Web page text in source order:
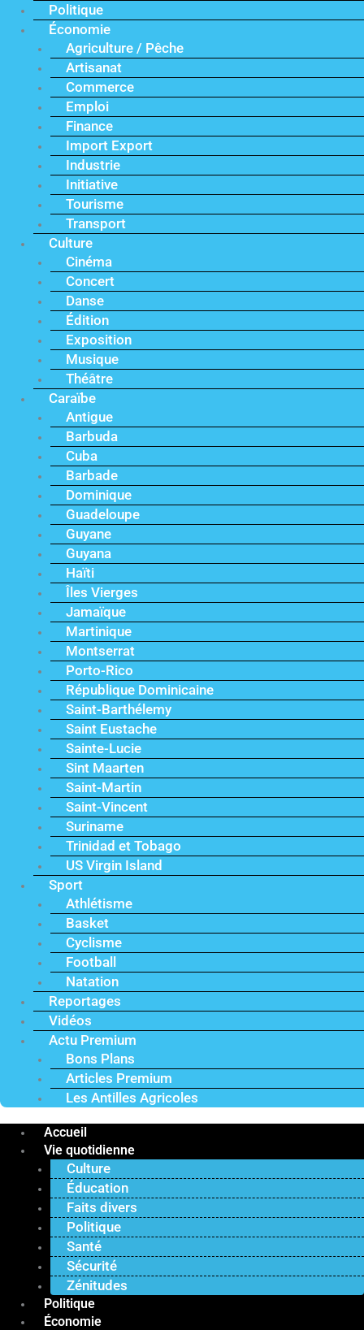
Politique
Économie
Agriculture / Pêche
Artisanat
Commerce
Emploi
Finance
Import Export
Industrie
Initiative
Tourisme
Transport
Culture
Cinéma
Concert
Danse
Édition
Exposition
Musique
Théâtre
Caraïbe
Antigue
Barbuda
Cuba
Barbade
Dominique
Guadeloupe
Guyane
Guyana
Haïti
Îles Vierges
Jamaïque
Martinique
Montserrat
Porto-Rico
République Dominicaine
Saint-Barthélemy
Saint Eustache
Sainte-Lucie
Sint Maarten
Saint-Martin
Saint-Vincent
Suriname
Trinidad et Tobago
US Virgin Island
Sport
Athlétisme
Basket
Cyclisme
Football
Natation
Reportages
Vidéos
Actu Premium
Bons Plans
Articles Premium
Les Antilles Agricoles
Accueil
Vie quotidienne
Culture
Éducation
Faits divers
Politique
Santé
Sécurité
Zénitudes
Politique
Économie